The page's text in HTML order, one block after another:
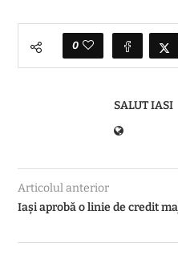
0
SALUT IASI
Articolul anterior
Iași aprobă o linie de credit